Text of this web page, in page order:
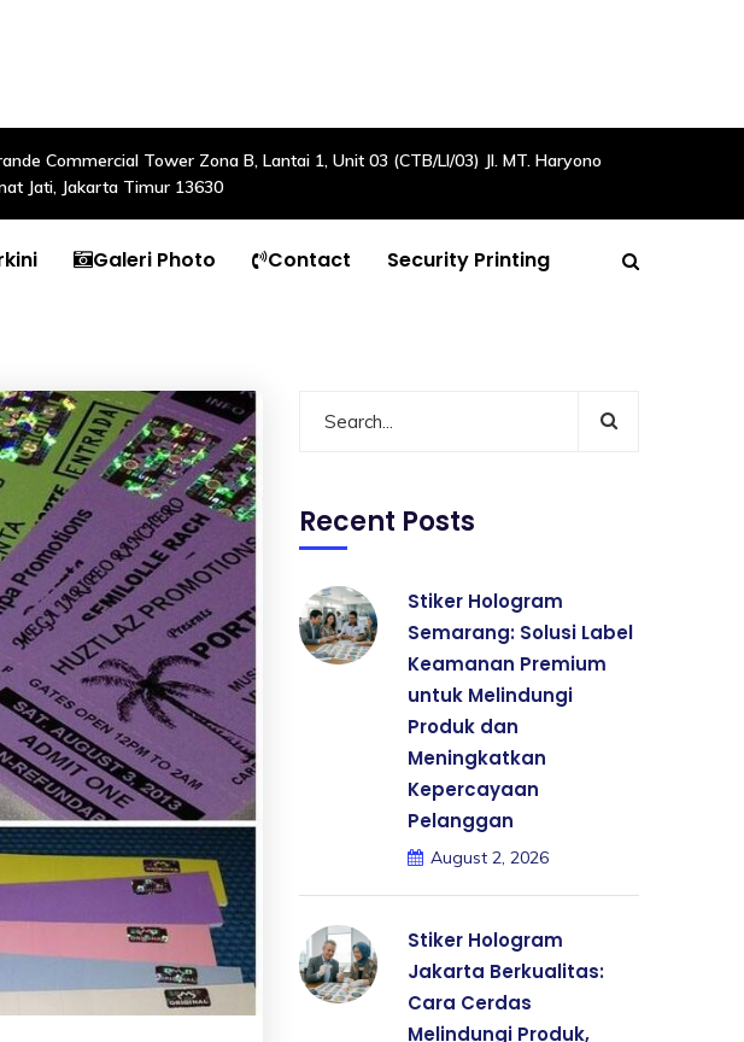
Commercial Tower Zona B, Lantai 1, Unit 03 (CTB/LI/03) Jl. MT. Haryono
Jati, Jakarta Timur 13630
Galeri Photo Contact Security Printing
Recent Posts
Stiker Hologram
Semarang: Solusi Label
Keamanan Premium
untuk Melindungi
Produk dan
Meningkatkan
Kepercayaan
Pelanggan
August 2, 2026
Stiker Hologram
Jakarta Berkualitas:
Cara Cerdas
Melindungi Produk,